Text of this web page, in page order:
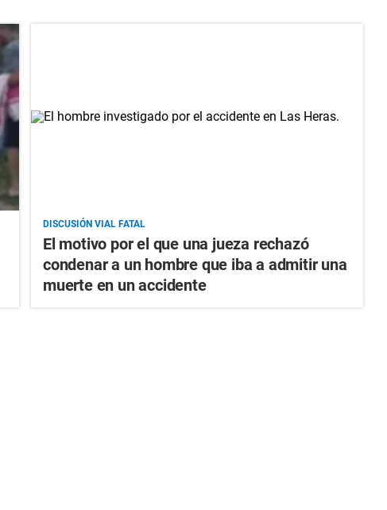
DISCUSIÓN VIAL FATAL
El motivo por el que una jueza rechazó
condenar a un hombre que iba a admitir una
muerte en un accidente